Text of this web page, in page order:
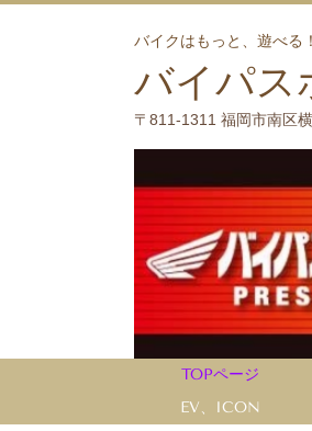
バイクはもっと、遊べる
バイパ
〒811-1311 福岡市南区
TOPページ
EV、ICON